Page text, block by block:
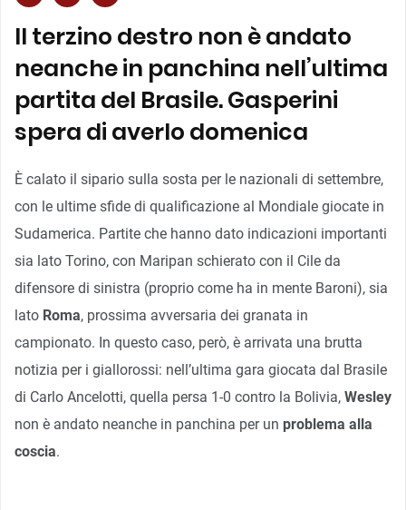
Il terzino destro non è andato
neanche in panchina nell’ultima
partita del Brasile. Gasperini
spera di averlo domenica
È calato il sipario sulla sosta per le nazionali di settembre,
con le ultime sfide di qualificazione al Mondiale giocate in
Sudamerica. Partite che hanno dato indicazioni importanti
sia lato Torino, con Maripan schierato con il Cile da
difensore di sinistra (proprio come ha in mente Baroni), sia
lato Roma, prossima avversaria dei granata in
campionato. In questo caso, però, è arrivata una brutta
notizia per i giallorossi: nell’ultima gara giocata dal Brasile
di Carlo Ancelotti, quella persa 1-0 contro la Bolivia, Wesley
non è andato neanche in panchina per un problema alla
coscia.